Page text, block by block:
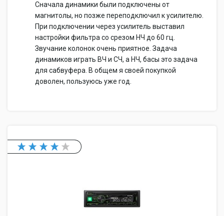
Сначала динамики были подключены от
магнитолы, но позже переподключил к усилителю.
При подключении через усилитель выставил
настройки фильтра со срезом НЧ до 60 гц.
Звучание колонок очень приятное. Задача
динамиков играть ВЧ и СЧ, а НЧ, басы это задача
для сабвуфера. В общем я своей покупкой
доволен, пользуюсь уже год.